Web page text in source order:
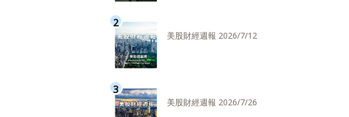
美股財經週報 2026/7/12
美股財經週報 2026/7/26